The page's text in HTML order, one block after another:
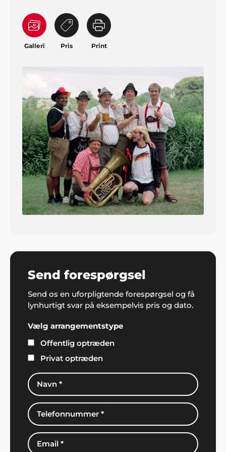
Galleri Pris Print
Send forespørgsel
Send os en uforpligtende forespørgsel og få
lynhurtigt svar på eksempelvis pris og dato.
Vælg arrangementstype
Offentlig optræden
Privat optræden